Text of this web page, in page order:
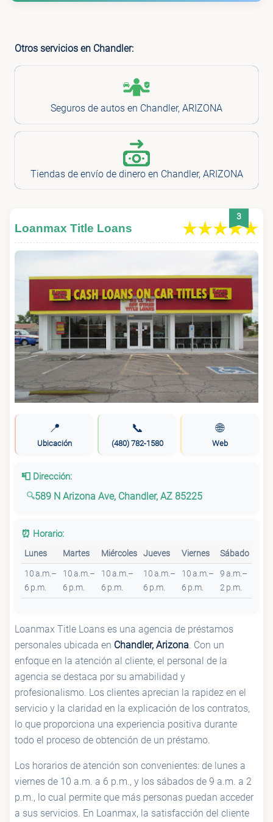
Otros servicios en Chandler:
Seguros de autos en Chandler, ARIZONA
Tiendas de envío de dinero en Chandler, ARIZONA
3
Loanmax Title Loans
📍
Ubicación
📞
(480) 782-1580
🌐
Web
📮 Dirección:
589 N Arizona Ave, Chandler, AZ 85225
⏰ Horario:
Lunes Martes Miércoles Jueves Viernes Sábado
10 a.m.–
6 p.m.
10 a.m.–
6 p.m.
10 a.m.–
6 p.m.
10 a.m.–
6 p.m.
10 a.m.–
6 p.m.
9 a.m.–
2 p.m.
Loanmax Title Loans es una agencia de préstamos
personales ubicada en Chandler, Arizona . Con un
enfoque en la atención al cliente, el personal de la
agencia se destaca por su amabilidad y
profesionalismo. Los clientes aprecian la rapidez en el
servicio y la claridad en la explicación de los contratos,
lo que proporciona una experiencia positiva durante
todo el proceso de obtención de un préstamo.
Los horarios de atención son convenientes: de lunes a
viernes de 10 a.m. a 6 p.m., y los sábados de 9 a.m. a 2
p.m., lo cual permite que más personas puedan acceder
a sus servicios. En Loanmax, la satisfacción del cliente